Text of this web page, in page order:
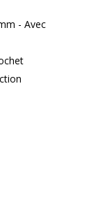
- Avec